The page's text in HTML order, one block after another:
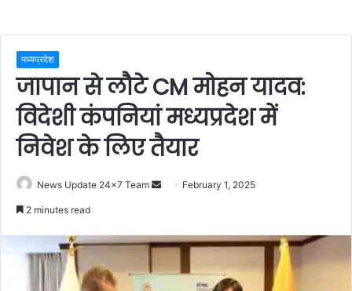
मध्यप्रदेश
जापान से लौटे CM मोहन यादव:
विदेशी कंपनियां मध्यप्रदेश में
निवेश के लिए तैयार
News Update 24x7 Team
Send February 1, 2025
2 minutes read